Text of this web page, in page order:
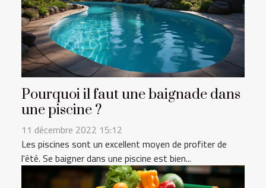
Pourquoi il faut une baignade dans
une piscine ?
11 décembre 2022 15:12
Les piscines sont un excellent moyen de profiter de
l'été. Se baigner dans une piscine est bien...